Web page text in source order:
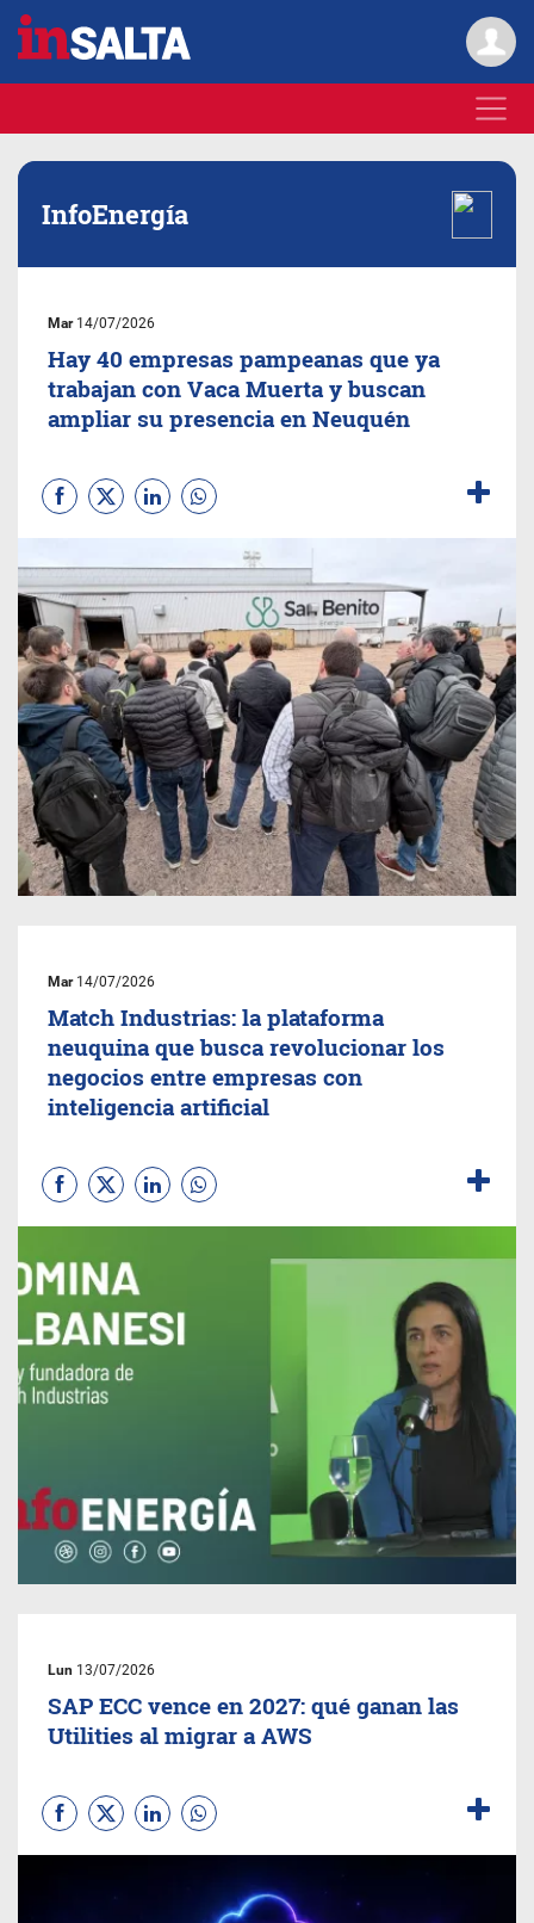
InfoEnergía
Mar14/07/2026
Hay 40 empresas pampeanas que ya
trabajan con Vaca Muerta y buscan
ampliar su presencia en Neuquén
Mar14/07/2026
Match Industrias: la plataforma
neuquina que busca revolucionar los
negocios entre empresas con
inteligencia artificial
Lun 13/07/2026
SAP ECC vence en 2027: qué ganan las
Utilities al migrar a AWS